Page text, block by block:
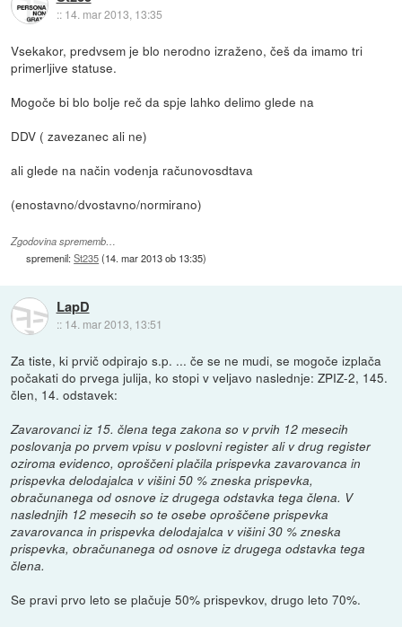
:: 14. mar 2013, 13:35
Vsekakor, predvsem je blo nerodno izraženo, češ da imamo tri
primerljive statuse.
Mogoče bi blo bolje reč da spje lahko delimo glede na
DDV ( zavezanec ali ne)
ali glede na način vodenja računovosdtava
(enostavno/dvostavno/normirano)
Zgodovina sprememb…
spremenil:St235(14. mar 2013 ob 13:35)
LapD
:: 14. mar 2013, 13:51
Za tiste, ki prvič odpirajo s.p. ... če se ne mudi, se mogoče izplača
počakati do prvega julija, ko stopi v veljavo naslednje: ZPIZ-2, 145.
člen, 14. odstavek:
Zavarovanci iz 15. člena tega zakona so v prvih 12 mesecih
poslovanja po prvem vpisu v poslovni register ali v drug register
oziroma evidenco, oproščeni plačila prispevka zavarovanca in
prispevka delodajalca v višini 50 % zneska prispevka,
obračunanega od osnove iz drugega odstavka tega člena. V
naslednjih 12 mesecih so te osebe oproščene prispevka
zavarovanca in prispevka delodajalca v višini 30 % zneska
prispevka, obračunanega od osnove iz drugega odstavka tega
člena.
Se pravi prvo leto se plačuje 50% prispevkov, drugo leto 70%.